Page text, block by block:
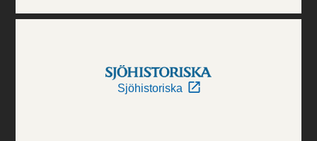
Sjöhistoriska